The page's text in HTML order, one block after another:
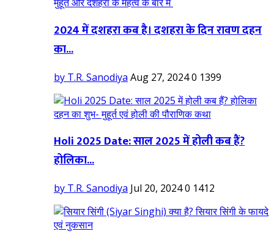
2024 में दशहरा कब है। दशहरा के दिन रावण दहन
का...
by T.R. Sanodiya Aug 27, 20240 1399
Holi 2025 Date: साल 2025 में होली कब हैं?
होलिका...
by T.R. Sanodiya Jul 20, 20240 1412